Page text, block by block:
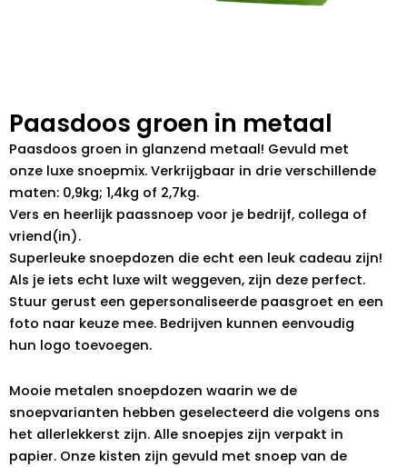
Paasdoos groen in metaal
Paasdoos groen in glanzend metaal! Gevuld met
onze luxe snoepmix. Verkrijgbaar in drie verschillende
maten: 0,9kg; 1,4kg of 2,7kg.
Vers en heerlijk paassnoep voor je bedrijf, collega of
vriend(in).
Superleuke snoepdozen die echt een leuk cadeau zijn!
Als je iets echt luxe wilt weggeven, zijn deze perfect.
Stuur gerust een gepersonaliseerde paasgroet en een
foto naar keuze mee. Bedrijven kunnen eenvoudig
hun logo toevoegen.
Mooie metalen snoepdozen waarin we de
snoepvarianten hebben geselecteerd die volgens ons
het allerlekkerst zijn. Alle snoepjes zijn verpakt in
papier. Onze kisten zijn gevuld met snoep van de